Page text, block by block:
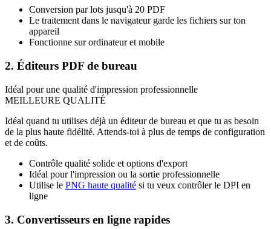
Conversion par lots jusqu'à 20 PDF
Le traitement dans le navigateur garde les fichiers sur ton
appareil
Fonctionne sur ordinateur et mobile
2. Éditeurs PDF de bureau
Idéal pour une qualité d'impression professionnelle
MEILLEURE QUALITÉ
Idéal quand tu utilises déjà un éditeur de bureau et que tu as besoin
de la plus haute fidélité. Attends-toi à plus de temps de configuration
et de coûts.
Contrôle qualité solide et options d'export
Idéal pour l'impression ou la sortie professionnelle
Utilise le PNG haute qualité si tu veux contrôler le DPI en
ligne
3. Convertisseurs en ligne rapides